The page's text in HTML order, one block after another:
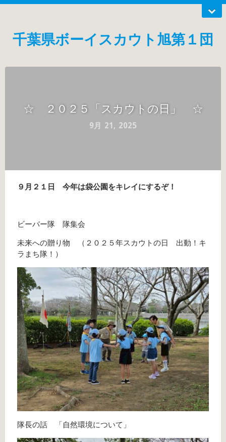
千葉県ボーイスカウト旭第１団
☆ ２０２５「スカウトの日」 ☆
9月 21, 2025
９月２１日 今年は袋公園をキレイにするぞ！
ビーバー隊 隊集会
未来への贈り物 （２０２５年スカウトの日 出動！キ
ラまち隊！）
隊長の話 「自然環境について」